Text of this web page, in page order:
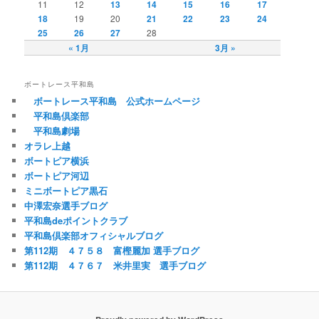
« 1月 3月 »
11 12 13 14 15 16
17
18
19 20 21 22 23
24
25
26 27 28
ボートレース平和島
ボートレース平和島 公式ホームページ
平和島倶楽部
平和島劇場
オラレ上越
ボートピア横浜
ボートピア河辺
ミニボートピア黒石
中澤宏奈選手ブログ
平和島deポイントクラブ
平和島倶楽部オフィシャルブログ
第112期 ４７５８ 富樫麗加 選手ブログ
第112期 ４７６７ 米井里実 選手ブログ